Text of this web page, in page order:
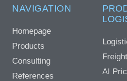
NAVIGATION
Homepage
Products
Consulting
References
AI